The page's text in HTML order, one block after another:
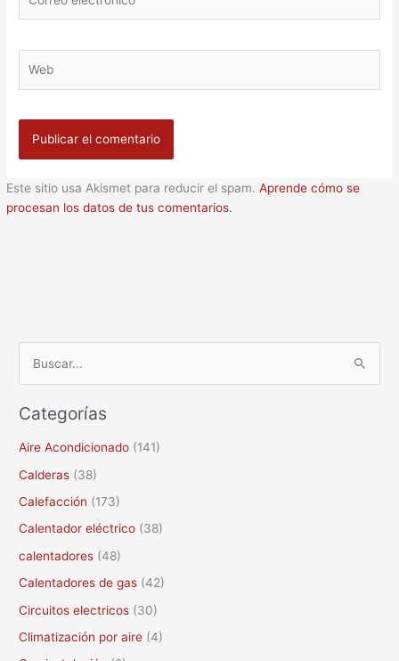
electrónico
Este sitio usa Akismet para reducir el spam.Aprende cómo se
procesan los datos de tus comentarios.
s
o
r
:
Categorías
Aire Acondicionado (141)
Calderas (38)
Calefacción (173)
Calentador eléctrico (38)
calentadores (48)
Calentadores de gas (42)
Circuitos electricos (30)
Climatización por aire (4)